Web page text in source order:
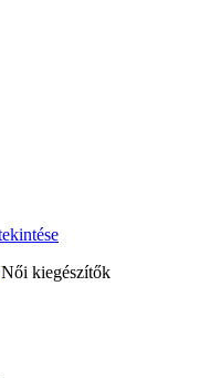
Női kiegészítők